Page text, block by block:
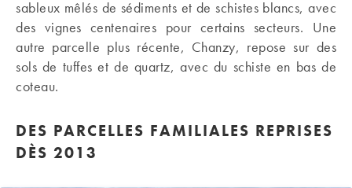
sableux mêlés de sédiments et de schistes blancs, avec
des vignes centenaires pour certains secteurs. Une
autre parcelle plus récente, Chanzy, repose sur des
sols de tuffes et de quartz, avec du schiste en bas de
coteau.
DES PARCELLES FAMILIALES REPRISES
DÈS 2013